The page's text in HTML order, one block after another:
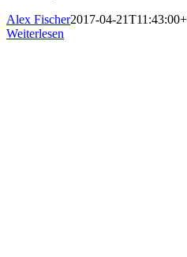
Alex Fischer2017-04-
Weiterlesen